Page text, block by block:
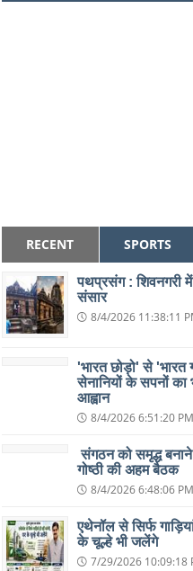
RECENT SPORTS
पथप्रसंग : शिवनगरी
संसार
8/4/2026 11:38:11
'भारत छोड़ो' से
सेनानियों के सपनों का
आह्वान
8/4/2026 6:51:20 PM
संगठन को समृद्ध बनाने
गोष्ठी की अहम बैठक
8/4/2026 6:48:06 PM
एथेनॉल से सिर्फ
के चूल्हे भी जलेंगे
7/29/2026 10:09:18